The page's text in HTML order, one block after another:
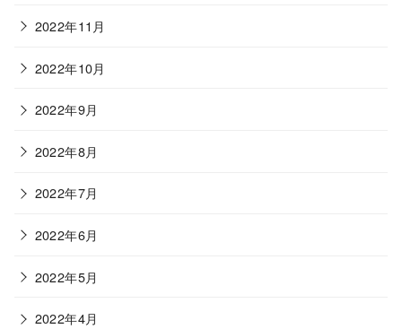
2022年11月
2022年10月
2022年9月
2022年8月
2022年7月
2022年6月
2022年5月
2022年4月